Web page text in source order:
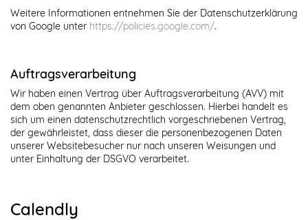
Weitere Informationen entnehmen Sie der Datenschutzerklärung
von Google unter https://policies.google.com/.
Auftragsverarbeitung
Wir haben einen Vertrag über Auftragsverarbeitung (AVV) mit
dem oben genannten Anbieter geschlossen. Hierbei handelt es
sich um einen datenschutzrechtlich vorgeschriebenen Vertrag,
der gewährleistet, dass dieser die personenbezogenen Daten
unserer Websitebesucher nur nach unseren Weisungen und
unter Einhaltung der DSGVO verarbeitet.
Calendly